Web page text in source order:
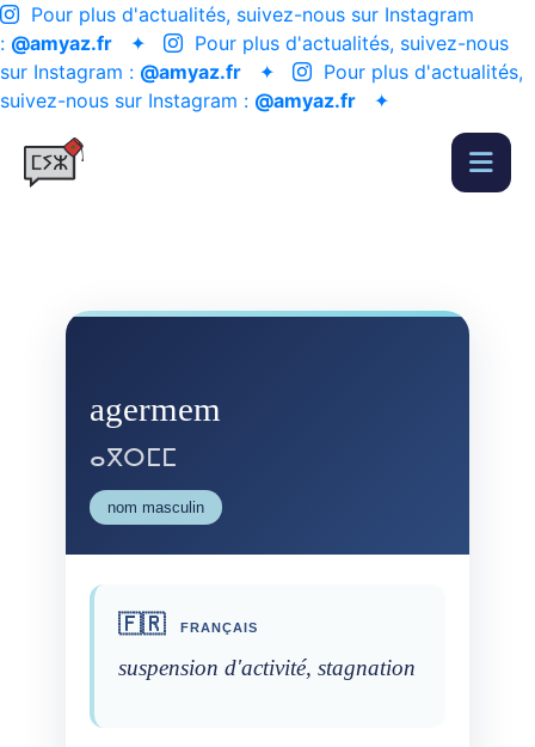
Pour plus d'actualités, suivez-nous sur Instagram
: @amyaz.fr ✦
Pour plus d'actualités, suivez-nous
sur Instagram : @amyaz.fr ✦
Pour plus d'actualités,
suivez-nous sur Instagram : @amyaz.fr ✦
agermem
ⴰⴳⵔⵎⵎ
nom masculin
🇫🇷 FRANÇAIS
suspension d'activité, stagnation